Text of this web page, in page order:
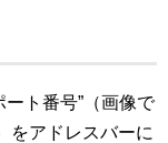
ート番号”（画像で
をアドレスバーに